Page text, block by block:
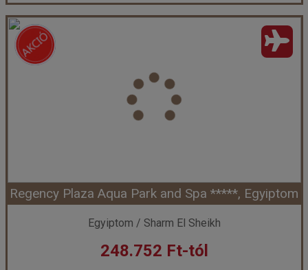
Amwaj Oyoun Resort & Casino ****, Egyiptom
Sharm El Sheikh
Utazás módja:
Repülővel
Ellátás:
All inclusive
Szálláskategória:Hotel ****
Időpont: 2026-09-29 | 7 éj
már 248.241 Ft-tól
Regency Plaza Aqua Park and Spa *****, Egyiptom
Egyiptom / Sharm El Sheikh
248.752 Ft-tól